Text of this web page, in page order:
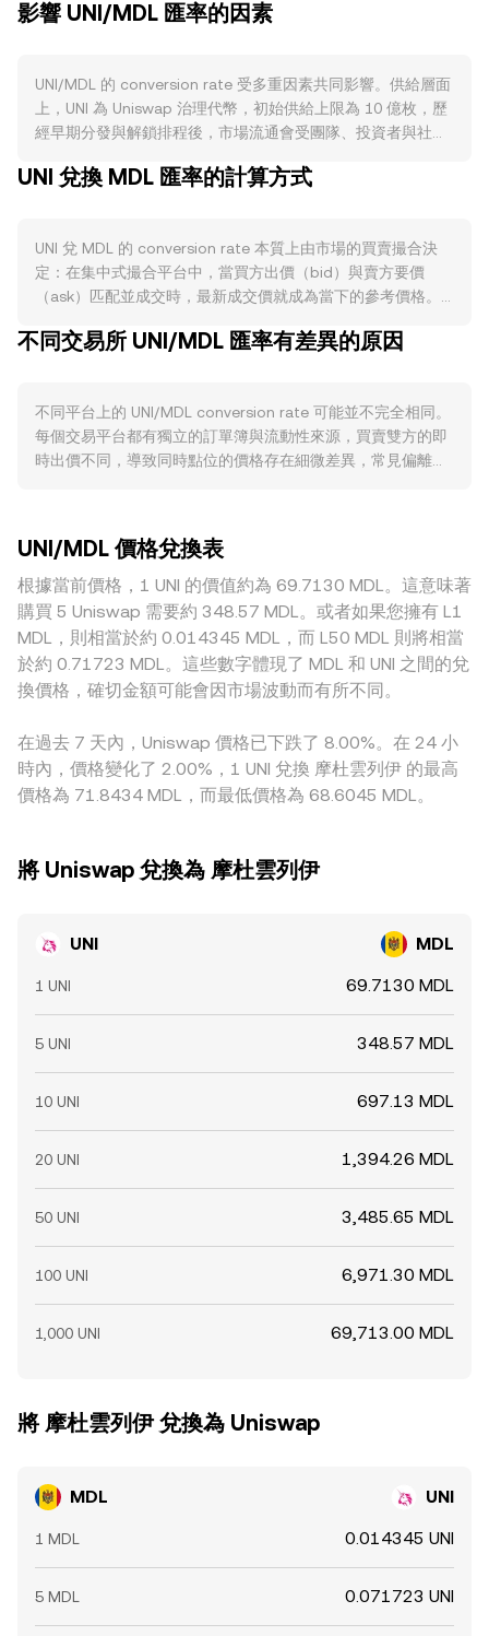
影響 UNI/MDL 匯率的因素
UNI/MDL 的 conversion rate 受多重因素共同影響。供給層面
上，UNI 為 Uniswap 治理代幣，初始供給上限為 10 億枚，歷
經早期分發與解鎖排程後，市場流通會受團隊、投資者與社群
有協議層面的固定銷毀安排，是否啟用協議費用分配或代幣質
Uniswap 生態活躍度緊密相關：若去中心化交易量、做市者參
與、以及新版本如 Uniswap v3/v4 的採用提升，對治理參與與
代幣使用的關注度通常上升；若社群就費用開關、授權委託、
評估。宏觀層面上，UNI 與整體加密資產對比特幣走勢有高度
多以美元或 USDT 計價，再折算為 MDL），而全球風險偏
好、利率與流動性鬆緊影響投機和避險取向，進而反映在報價
上。監管變數亦不可忽視：關於去中心化交易平台與代幣屬性
的資金費率正負變化會影響現貨與合約之間的基差，期權到期
集中時可能加劇短期波動；大型地址的鏈上轉帳、金庫撥付與
歸集、以及交易所錢包的淨流入流出，亦會對即期流動性與情
緒造成影響，疊加造成 UNI/MDL conversion rate 的短期擺
動。
UNI 兌換 MDL 匯率的計算方式
UNI 兌 MDL 的 conversion rate 本質上由市場的買賣撮合決
定：在集中式撮合平台中，當買方出價（bid）與賣方要價
（ask）匹配並成交時，最新成交價就成為當下的參考價格。
平均可得到中間價，常用作短暫參考。在多個平台之間，數據
× Volume_i) / Σ Volume_i。對於單筆換算而言，計算相對直
接：若以 conversion rate 表示 1 UNI 折算多少 MDL，則
MDL Value = UNI Amount × rate；反之，UNI Amount = MDL
是池內兩種資產的儲備量，瞬時價格可近似為 y/x；當流動性
或交易量變動時，價格會沿著曲線滑移。將來自集中式交易所
以及去中心化池子的價格以 VWAP 彙整，並再經由法幣報價鏈
條折算為 MDL，最終共同形塑 UNI/MDL 的實時 conversion
rate。
不同交易所 UNI/MDL 匯率有差異的原因
不同平台上的 UNI/MDL conversion rate 可能並不完全相同。
每個交易平台都有獨立的訂單簿與流動性來源，買賣雙方的即
時出價不同，導致同時點位的價格存在細微差異，常見偏離約
更明顯。地理與監管環境會帶來溢價或折價，例如特定地區對
去中心化交易的合規要求、法幣入出金難易度與成本差異，都
可能反映在針對 MDL 計價的報價上。此外，許多平台實際上
先經由 UNI/USDT 或 UNI/USD 形成價格，再透過 USDT/MDL
或 USD/MDL 的報價折算，若 USDT 相對法幣的基差出現輕微
溢折價，會間接傳導到 UNI/MDL。雖然跨所套利能在價格出現
明顯偏離時買低賣高、促使價格收斂，但受限於手續費、鏈上
美，因此不同平台之間的 conversion rate 仍可能在短期內維
持差異。
UNI/MDL 價格兌換表
根據當前價格，1 UNI 的價值約為 69.7130 MDL。這意味著
購買 5 Uniswap 需要約 348.57 MDL。或者如果您擁有 L1
MDL，則相當於約 0.014345 MDL，而 L50 MDL 則將相當
於約 0.71723 MDL。這些數字體現了 MDL 和 UNI 之間的兌
換價格，確切金額可能會因市場波動而有所不同。
在過去 7 天內，Uniswap 價格已下跌了 8.00%。在 24 小
時內，價格變化了 2.00%，1 UNI 兌換 摩杜雲列伊 的最高
價格為 71.8434 MDL，而最低價格為 68.6045 MDL。
將 Uniswap 兌換為 摩杜雲列伊
UNI MDL
1 UNI 69.7130 MDL
5 UNI 348.57 MDL
10 UNI 697.13 MDL
20 UNI 1,394.26 MDL
50 UNI 3,485.65 MDL
100 UNI 6,971.30 MDL
1,000 UNI 69,713.00 MDL
將 摩杜雲列伊 兌換為 Uniswap
MDL UNI
1 MDL 0.014345 UNI
5 MDL 0.071723 UNI